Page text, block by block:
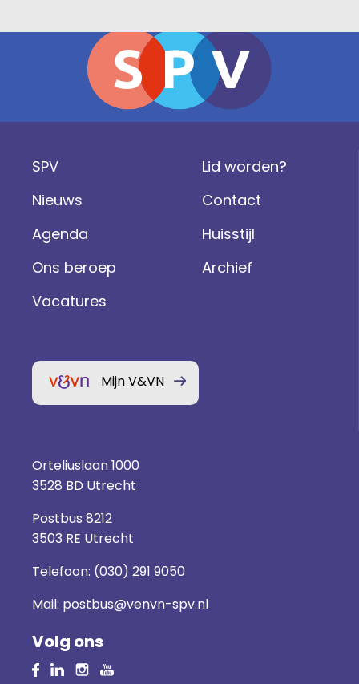
SPV
Nieuws
Agenda
Ons beroep
Vacatures
Lid worden?
Contact
Huisstijl
Archief
Mijn V&VN
Orteliuslaan 1000
3528 BD Utrecht
Postbus 8212
3503 RE Utrecht
Telefoon: (030) 291 9050
Mail: postbus@venvn-spv.nl
Volg ons